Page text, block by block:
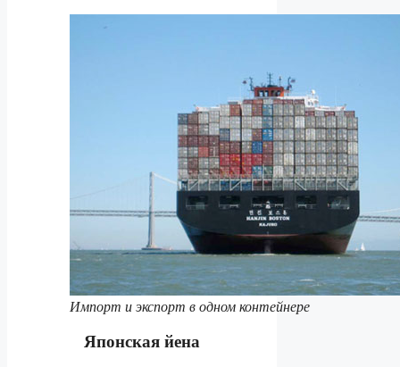
Импорт и экспорт в одном контейнере
Японская йена